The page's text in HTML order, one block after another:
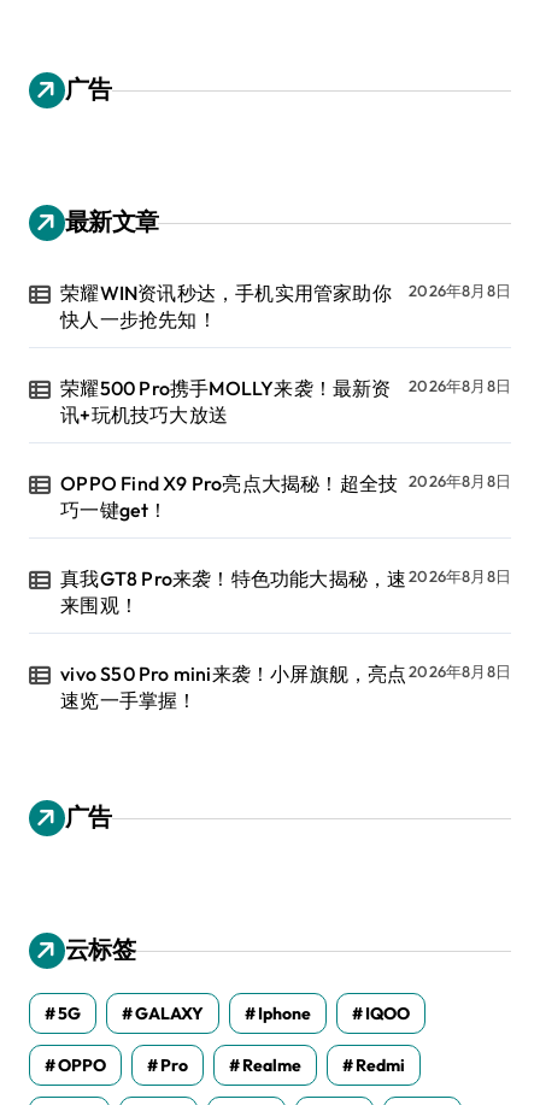
广告
最新文章
荣耀WIN资讯秒达，手机实用管家助你
快人一步抢先知！
2026年8月8日
荣耀500 Pro携手MOLLY来袭！最新资
讯+玩机技巧大放送
2026年8月8日
OPPO Find X9 Pro亮点大揭秘！超全技
巧一键get！
2026年8月8日
真我GT8 Pro来袭！特色功能大揭秘，速
来围观！
2026年8月8日
vivo S50 Pro mini来袭！小屏旗舰，亮点
速览一手掌握！
2026年8月8日
广告
云标签
5G GALAXY Iphone IQOO
OPPO Pro Realme Redmi